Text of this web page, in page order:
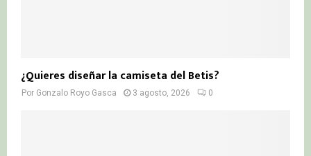
¿Quieres diseñar la camiseta del Betis?
Por Gonzalo Royo Gasca 3 agosto, 2026 0